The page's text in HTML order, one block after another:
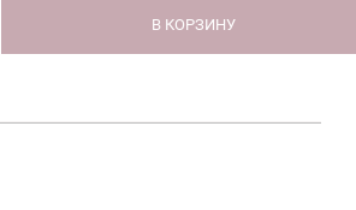
В КОРЗИНУ